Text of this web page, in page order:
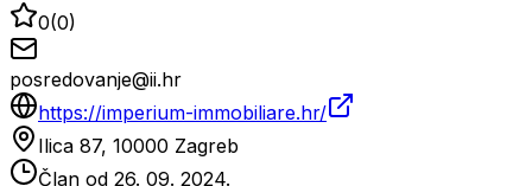
0(0)
posredovanje@ii.hr
https://imperium-immobiliare.hr/
Ilica 87, 10000 Zagreb
Član od 26. 09. 2024.